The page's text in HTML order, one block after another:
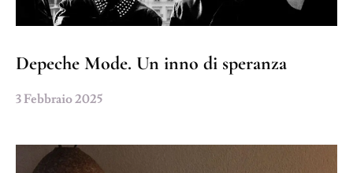
Depeche Mode. Un inno di speranza
3 Febbraio 2025